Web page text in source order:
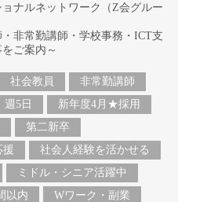
ナルネットワーク（Z会グルー
非常勤講師・学校事務・ICT支
ご案内～
社会教員
非常勤講師
週5日
新年度4月★採用
第二新卒
援
社会人経験を活かせる
ミドル・シニア活躍中
以内 Wワーク・副業